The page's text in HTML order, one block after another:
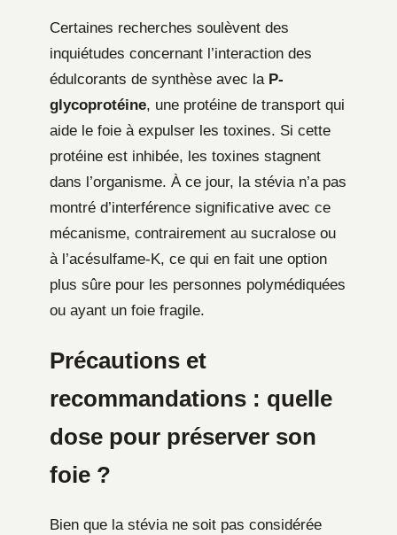
Certaines recherches soulèvent des
inquiétudes concernant l’interaction des
édulcorants de synthèse avec la P-
glycoprotéine, une protéine de transport qui
aide le foie à expulser les toxines. Si cette
protéine est inhibée, les toxines stagnent
dans l’organisme. À ce jour, la stévia n’a pas
montré d’interférence significative avec ce
mécanisme, contrairement au sucralose ou
à l’acésulfame-K, ce qui en fait une option
plus sûre pour les personnes polymédiquées
ou ayant un foie fragile.
Précautions et
recommandations : quelle
dose pour préserver son
foie ?
Bien que la stévia ne soit pas considérée